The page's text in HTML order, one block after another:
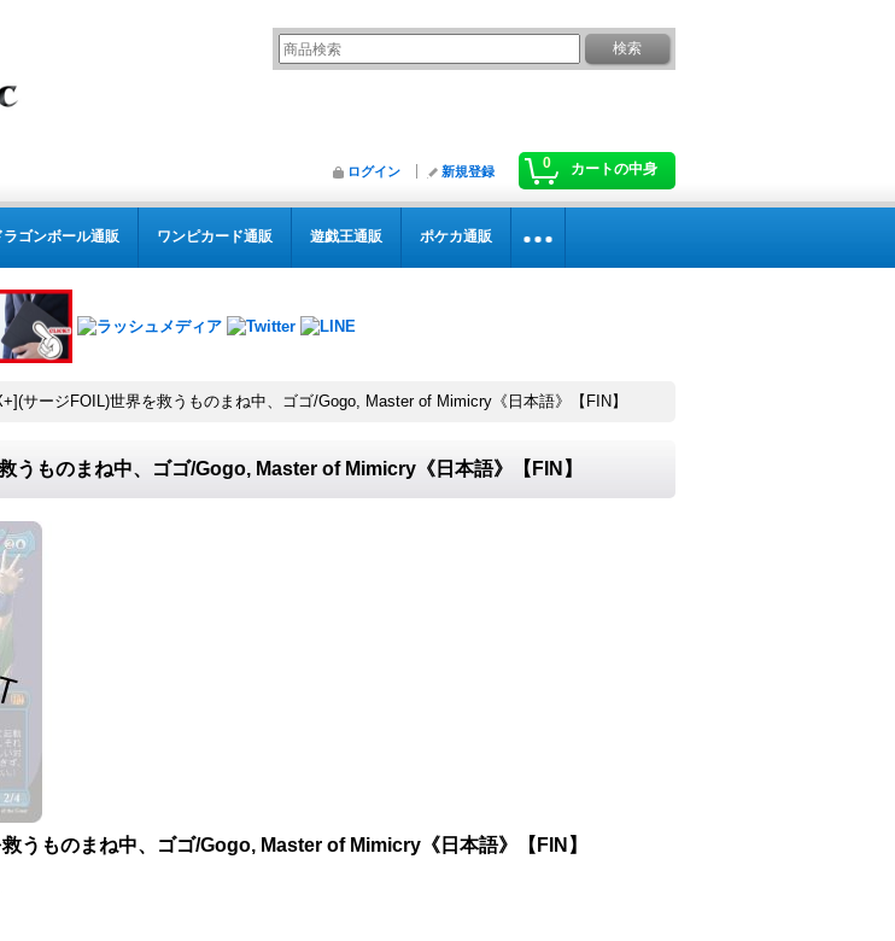
0 カートの中身
ログイン 新規登録
ラゴンボール通販 ワンピカード通販 遊戯王通販 ポケカ通販
サージFOIL)世界を救うものまね中、ゴゴ/Gogo, Master of Mimicry《日本語》【FIN】
うものまね中、ゴゴ/Gogo, Master of Mimicry《日本語》【FIN】
うものまね中、ゴゴ/Gogo, Master of Mimicry《日本語》【FIN】